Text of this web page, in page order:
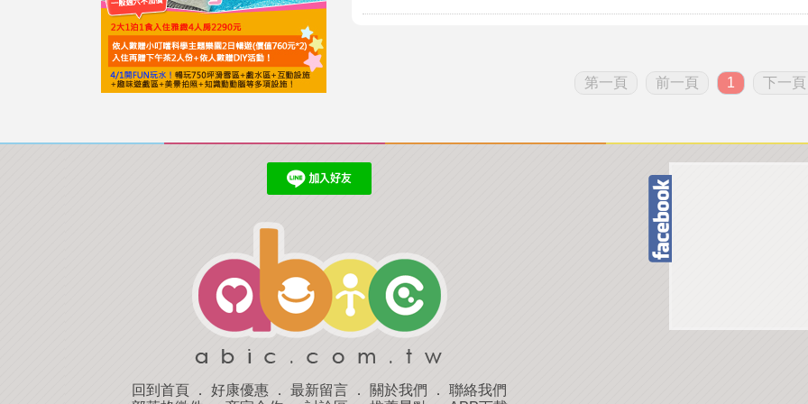
第一頁 前一頁 1 下一頁
回到首頁 ． 好康優惠 ． 最新留言 ． 關於我們 ． 聯絡我們